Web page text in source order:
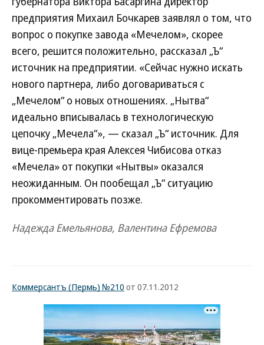
предприятия Михаил Бочкарев заявлял о том, что
вопрос о покупке завода «Мечелом», скорее
всего, решится положительно, рассказал „Ъ“
источник на предприятии. «Сейчас нужно искать
нового партнера, либо договариваться с
„Мечелом“ о новых отношениях. „Нытва“
идеально вписывалась в технологическую
цепочку „Мечела“», — сказал „Ъ“ источник. Для
вице-премьера края Алексея Чибисова отказ
«Мечела» от покупки «Нытвы» оказался
неожиданным. Он пообещал „Ъ“ ситуацию
прокомментировать позже.
Надежда Емельянова, Валентина Ефремова
Коммерсантъ (Пермь) №210 от 07.11.2012